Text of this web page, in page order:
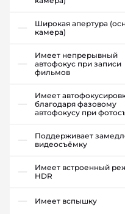
Широкая апертура
камера)
Имеет непрерывный
автофокус при записи
фильмов
Имеет
благодаря фазовому
автофокусу при
Поддерживает
видеосъёмку
Имеет встроенный
HDR
Имеет вспышку